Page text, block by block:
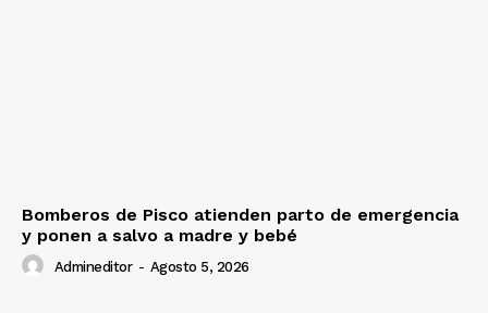
Bomberos de Pisco atienden parto de emergencia
y ponen a salvo a madre y bebé
Admineditor - Agosto 5, 2026